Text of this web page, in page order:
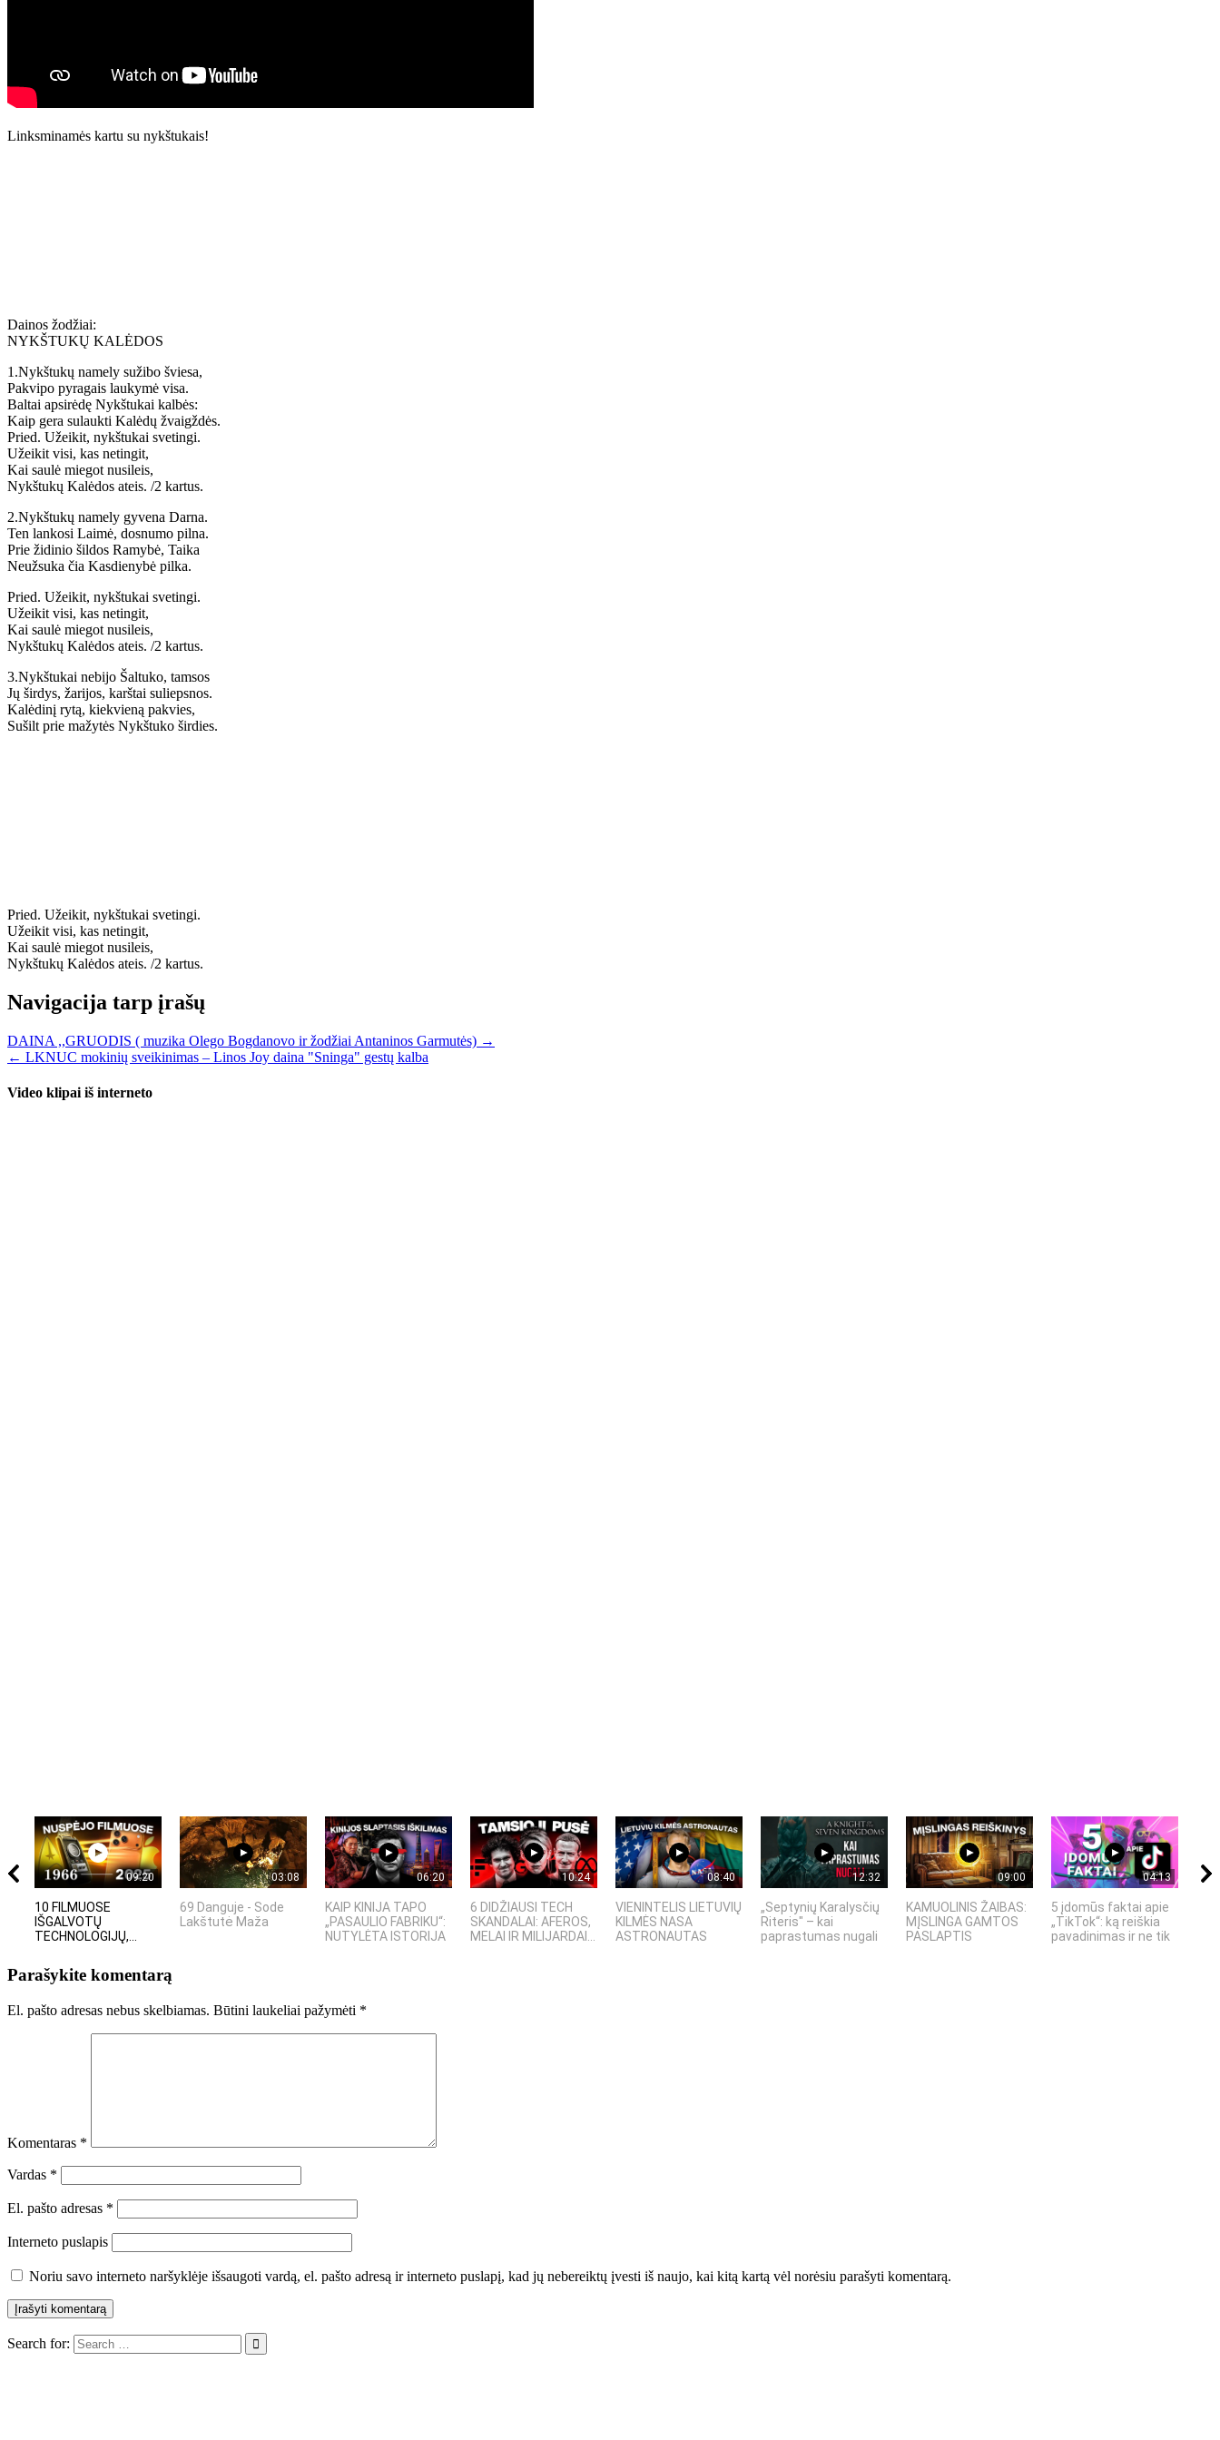
Linksminamės kartu su nykštukais!
Dainos žodžiai:
NYKŠTUKŲ KALĖDOS
1.Nykštukų namely sužibo šviesa,
Pakvipo pyragais laukymė visa.
Baltai apsirėdę Nykštukai kalbės:
Kaip gera sulaukti Kalėdų žvaigždės.
Pried. Užeikit, nykštukai svetingi.
Užeikit visi, kas netingit,
Kai saulė miegot nusileis,
Nykštukų Kalėdos ateis. /2 kartus.
2.Nykštukų namely gyvena Darna.
Ten lankosi Laimė, dosnumo pilna.
Prie židinio šildos Ramybė, Taika
Neužsuka čia Kasdienybė pilka.
Pried. Užeikit, nykštukai svetingi.
Užeikit visi, kas netingit,
Kai saulė miegot nusileis,
Nykštukų Kalėdos ateis. /2 kartus.
3.Nykštukai nebijo Šaltuko, tamsos
Jų širdys, žarijos, karštai suliepsnos.
Kalėdinį rytą, kiekvieną pakvies,
Sušilt prie mažytės Nykštuko širdies.
Pried. Užeikit, nykštukai svetingi.
Užeikit visi, kas netingit,
Kai saulė miegot nusileis,
Nykštukų Kalėdos ateis. /2 kartus.
Navigacija tarp įrašų
DAINA ,,GRUODIS ( muzika Olego Bogdanovo ir žodžiai Antaninos Garmutės) →
← LKNUC mokinių sveikinimas – Linos Joy daina "Sninga" gestų kalba
Video klipai iš interneto
09:20
10 FILMUOSE
IŠGALVOTŲ
TECHNOLOGIJŲ,...
03:08
69 Danguje - Sode
Lakštutė Maža
06:20
KAIP KINIJA TAPO
„PASAULIO FABRIKU“:
NUTYLĖTA ISTORIJA
10:24
6 DIDŽIAUSI TECH
SKANDALAI: AFEROS,
MELAI IR MILIJARDAI...
08:40
VIENINTELIS LIETUVIŲ
KILMĖS NASA
ASTRONAUTAS
12:32
„Septynių Karalysčių
Riteris" – kai
paprastumas nugali
09:00
KAMUOLINIS ŽAIBAS:
MĮSLINGA GAMTOS
PASLAPTIS
04:13
5 įdomūs faktai apie
„TikTok“: ką reiškia
pavadinimas ir ne tik
Parašykite komentarą
El. pašto adresas nebus skelbiamas. Būtini laukeliai pažymėti *
Komentaras *
Vardas *
El. pašto adresas *
Interneto puslapis
Noriu savo interneto naršyklėje išsaugoti vardą, el. pašto adresą ir interneto puslapį, kad jų nebereiktų įvesti iš naujo, kai kitą kartą vėl norėsiu parašyti komentarą.
Search for: